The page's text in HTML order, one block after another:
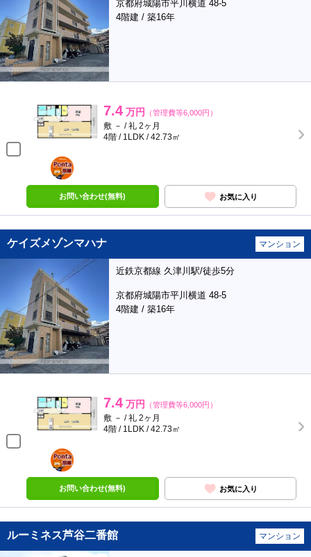
京都府城陽市平川横道 48-5
4階建 / 築16年
7.4 万円 （管理費等6,000円）
敷 － / 礼 2ヶ月
4階 / 1LDK / 42.73㎡
ポンタ
部屋
お問い合わせ(無料) お気に入り
ケイズメゾンマハナ マンション
近鉄京都線 久津川駅/徒歩5分
京都府城陽市平川横道 48-5
4階建 / 築16年
7.4 万円 （管理費等6,000円）
敷 － / 礼 2ヶ月
4階 / 1LDK / 42.73㎡
ポンタ
部屋
お問い合わせ(無料) お気に入り
ルーミネス芦谷二番館 マンション